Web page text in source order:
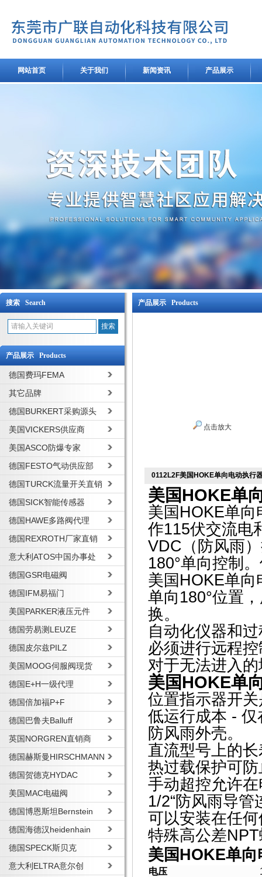
网站首页 关于我们 新闻资讯 产品展示
搜索 Search
产品展示 Products
德国费玛FEMA
其它品牌
德国BURKERT采购源头
美国VICKERS供应商
美国ASCO防爆专家
德国FESTO气动供应部
德国TURCK流量开关直销
德国SICK智能传感器
德国HAWE多路阀代理
德国REXROTH厂家直销
意大利ATOS中国办事处
德国GSR电磁阀
德国IFM易福门
美国PARKER液压元件
德国劳易测LEUZE
德国皮尔兹PILZ
美国MOOG伺服阀现货
德国E+H一级代理
德国倍加福P+F
德国巴鲁夫Balluff
英国NORGREN直销商
德国赫斯曼HIRSCHMANN
德国贺德克HYDAC
美国MAC电磁阀
德国博恩斯坦Bernstein
德国海德汉heidenhain
德国SPECK斯贝克
意大利ELTRA意尔创
产品展示 Products
点击放大
0112L2F美国HOKE单向电动执行
美国HOKE单
美国HOKE单向
作115伏交流电
VDC（防风雨
180°单向控制
美国HOKE单向
单向180°位置
换。
自动化仪器和
必须进行远程
对于无法进入
美国HOKE单
位置指示器开
低运行成本 -
防风雨外壳。
直流型号上的
热过载保护可
手动超控允许
1/2“防风雨导
可以安装在任
特殊高公差
美国HOKE单
电压